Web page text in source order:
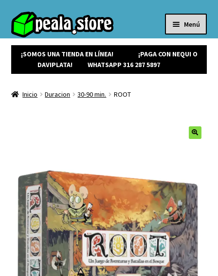
Menú
Productos
¡Ofertas!
¡NUEVOS!
Contacto
¡SOMOS UNA TIENDA EN LÍNEA!
¡PAGA CON NEQUI O
DAVIPLATA!
WHATSAPP 316 287 5897
Inicio Duracion 30-90 min. ROOT